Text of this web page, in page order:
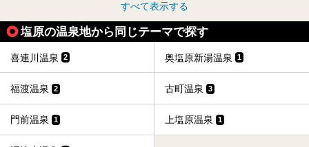
すべて表示する
塩原の温泉地から同じテーマで探す
喜連川温泉 2 奥塩原新湯温泉 1
福渡温泉 2 古町温泉 3
門前温泉 1 上塩原温泉 1